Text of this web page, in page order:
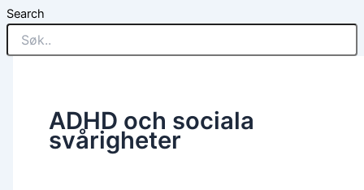
Search
ADHD och sociala
svårigheter